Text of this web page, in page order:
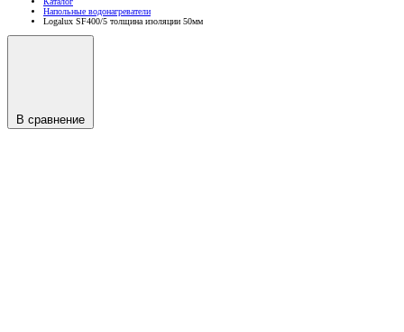
Напольные водонагреватели
Logalux SF400/5 толщина изоляции 50мм
В сравнение